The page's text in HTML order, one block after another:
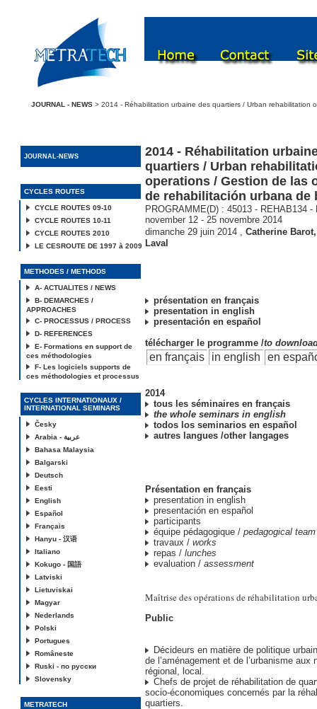
JOURNAL - NEWS > 2014 - Réhabilitation urbaine des quartiers / Urban
JOURNAL-NEWS
CYCLES ROUTES
CYCLE ROUTES 09-10
CYCLE ROUTES 10-11
CYCLE ROUTES 2010
LE CESROUTE DE 1997 à 2009
METHODES / METHODS
A- ACTUALITES / NEWS
B- DEMARCHES /
APPROACHES
C- PROCESSUS / PROCESS
D- REFERENCES
E- Formations en support de
ces méthodologies
F- Les logiciels supports de
ces méthodologies et processus
CYCLES INTERNATIONAUX /
INTERNATIONAL SEMINARS
Česky
Arabia - عربية
Bahasa Malaysia
Balgarski
Deutsch
Eesti
English
Español
Français
Hanyu - 汉语
Italiano
Kokugo - 国語
Latviski
Lietuviskai
Magyar
Nederlands
Polski
Portugues
Româneste
Ruski - по русски
Slovensky
METRATECH
2014 - Réhabilitation
quartiers / Urban
operations / Gestion de las
de rehabilitación urbana de
PROGRAMME(D) : 45013 - REHAB134 -
november 12 - 25 novembre 2014
dimanche 29 juin 2014 , Catherine Barot
Laval
présentation en français
presentation in english
presentación en español
télécharger le programme /to
en français in english en
2014
tous les séminaires en français
the whole seminars in english
todos los seminarios en español
autres langues /other langages
Présentation en français
presentation in english
presentación en español
participants
équipe pédagogique / pedagogical team
travaux / works
repas / lunches
evaluation / assessment
Maîtrise des opérations de réhabilitation
Public
Décideurs en matière de politique
de l’aménagement et de l’urbanisme aux
régional, local.
Chefs de projet de réhabilitation de
socio-économiques concernés par la
quartiers.